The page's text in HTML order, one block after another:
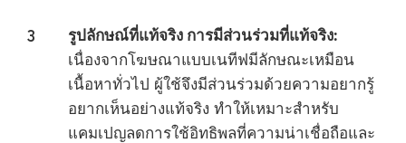
รูปลักษณ์ที่แท้จริง การมีส่วนร่วมที่แท้จริง:
เนื่องจากโฆษณาแบบเนทีฟมีลักษณะเหมือน
เนื้อหาทั่วไป ผู้ใช้จึงมีส่วนร่วมด้วยความอยากรู้
อยากเห็นอย่างแท้จริง ทำให้เหมาะสำหรับ
แคมเปญลดการใช้อิทธิพลที่ความน่าเชื่อถือและ